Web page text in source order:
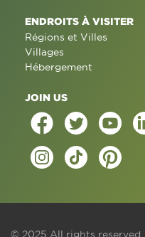
ENDROITS À VISITER
Régions et Villes
Villages
Hébergement
JOIN US
© 2025 All rights reserved.